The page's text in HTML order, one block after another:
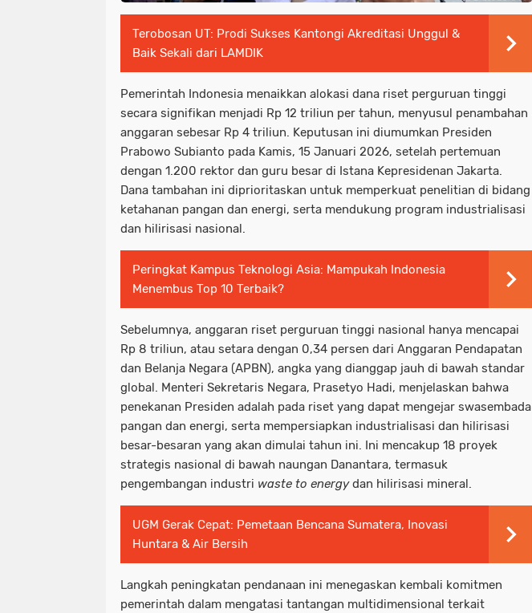
Terobosan UT: Prodi Sukses Kantongi Akreditasi Unggul &
Baik Sekali dari LAMDIK
Pemerintah Indonesia menaikkan alokasi dana riset perguruan tinggi
secara signifikan menjadi Rp 12 triliun per tahun, menyusul penambahan
anggaran sebesar Rp 4 triliun. Keputusan ini diumumkan Presiden
Prabowo Subianto pada Kamis, 15 Januari 2026, setelah pertemuan
dengan 1.200 rektor dan guru besar di Istana Kepresidenan Jakarta.
Dana tambahan ini diprioritaskan untuk memperkuat penelitian di bidang
ketahanan pangan dan energi, serta mendukung program industrialisasi
dan hilirisasi nasional.
Peringkat Kampus Teknologi Asia: Mampukah Indonesia
Menembus Top 10 Terbaik?
Sebelumnya, anggaran riset perguruan tinggi nasional hanya mencapai
Rp 8 triliun, atau setara dengan 0,34 persen dari Anggaran Pendapatan
dan Belanja Negara (APBN), angka yang dianggap jauh di bawah standar
global. Menteri Sekretaris Negara, Prasetyo Hadi, menjelaskan bahwa
penekanan Presiden adalah pada riset yang dapat mengejar swasembada
pangan dan energi, serta mempersiapkan industrialisasi dan hilirisasi
besar-besaran yang akan dimulai tahun ini. Ini mencakup 18 proyek
strategis nasional di bawah naungan Danantara, termasuk
pengembangan industri waste to energydan hilirisasi mineral.
UGM Gerak Cepat: Pemetaan Bencana Sumatera, Inovasi
Huntara & Air Bersih
Langkah peningkatan pendanaan ini menegaskan kembali komitmen
pemerintah dalam mengatasi tantangan multidimensional terkait